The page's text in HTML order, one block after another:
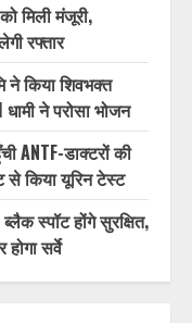
मिली मंजूरी,
रफ्तार
ने किया शिवभक्त
ने परोसा भोजन
ANTF-डाक्टरों की
किया यूरिन टेस्ट
स्पॉट होंगे सुरक्षित,
सर्वे